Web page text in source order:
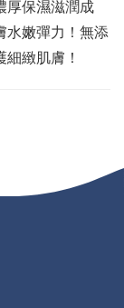
厚保濕滋潤成
水嫩彈力！無添
緻肌膚！